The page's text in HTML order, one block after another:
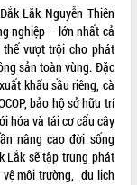
Lắk Nguyễn Thiên
nghiệp – lớn nhất cả
vượt trội cho phát
sản toàn vùng. Đặc
khẩu sầu riêng, cà
bảo hộ sở hữu trí
hóa và tái cơ cấu cây
nâng cao đời sống
Lắk sẽ tập trung phát
môi trường, du lịch